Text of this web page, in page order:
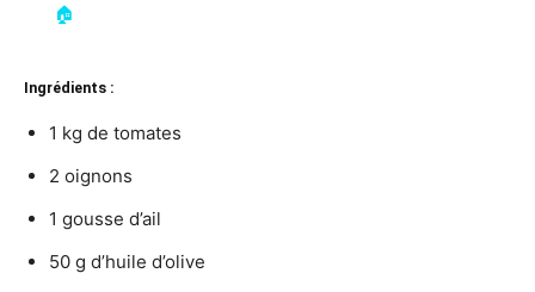
🏠
Ingrédients :
1 kg de tomates
2 oignons
1 gousse d’ail
50 g d’huile d’olive